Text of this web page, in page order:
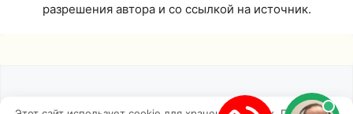
разрешения автора и со ссылкой на источник.